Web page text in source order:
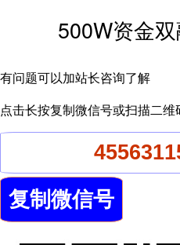
500W资金
有问题可以加站长咨询了解
点击长按复制微信号或扫描二